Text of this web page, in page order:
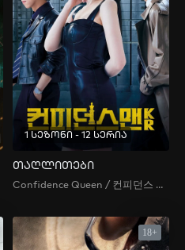
1 სეზონი - 12 სერია
თაღლითები
Confidence Queen / 컨피던스 맨 KR / The Confidence Man KR /
18+